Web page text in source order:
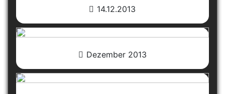
14.12.2013
Dezember 2013